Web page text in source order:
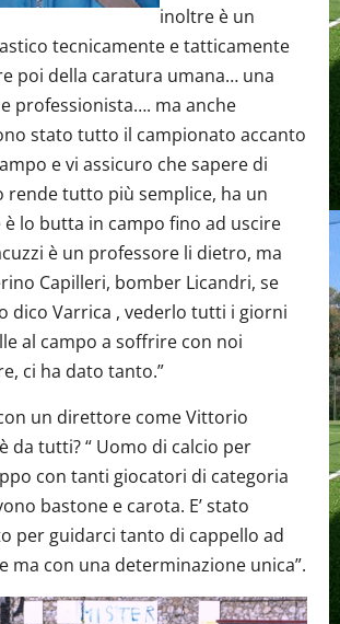
inoltre è un
tecnicamente e tatticamente
poi della caratura umana… una
professionista…. ma anche
stato tutto il campionato accanto
e vi assicuro che sapere di
rende tutto più semplice, ha un
lo butta in campo fino ad uscire
è un professore li dietro, ma
Capilleri, bomber Licandri, se
dico Varrica , vederlo tutti i giorni
al campo a soffrire con noi
ci ha dato tanto.”
un direttore come Vittorio
da tutti? “ Uomo di calcio per
con tanti giocatori di categoria
bastone e carota. E’ stato
per guidarci tanto di cappello ad
ma con una determinazione unica”.